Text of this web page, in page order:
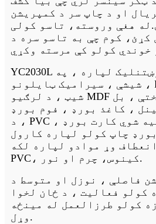
او د چاپ سر د کمپریشن
هغې وروسته، تاسو کولی
کړئ، کوم چې به تاسو سره د
YC2030L د پراخه لړۍ غوښتنلیک لپاره ، په
شیشې ، سیرامیک ټایلونو ، PVC چت ، المونیم
شیټ ، د لرګیو MDF تختې ، فلزي تختې ، بل
، کاغذ بورډ ، فوم بورډ
، د PVC توسیع بورډ ، نالیه شوي کارت بورډ ،
چاپ کولو لپاره کارول
وړ موادو لپاره لکه
PVC، کینوس، چرم او نور.
فاصلې ، نوزل ​​او متوسط ​​​​د
کولو فعالیت ، د ځان لخوا
کولو طرزالعمل له مینځه
وړل.